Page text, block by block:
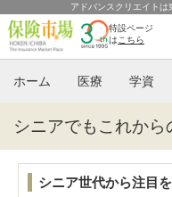
アドバンスクリエイトは
特設ページ
は こちら
ホーム 医療 学資
シニアでもこれか
シニア世代から注目